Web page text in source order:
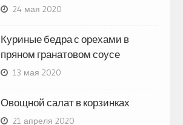
24 мая 2020
Куриные бедра с орехами в
пряном гранатовом соусе
13 мая 2020
Овощной салат в корзинках
21 апреля 2020